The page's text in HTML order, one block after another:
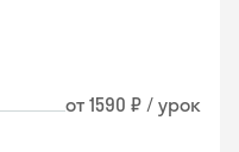
от 1590 ₽ / урок